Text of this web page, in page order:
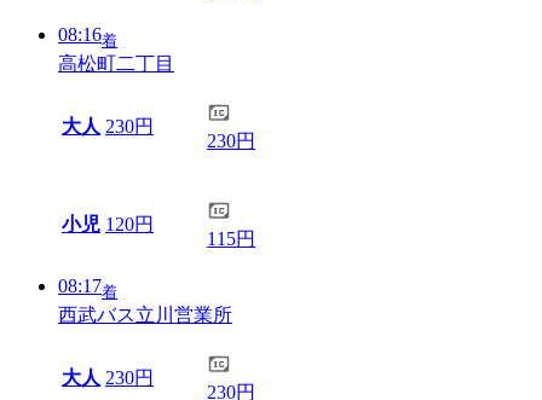
08:16着
高松町二丁目
大人 230円
230円
小児 120円
115円
08:17着
西武バス立川営業所
大人 230円
230円